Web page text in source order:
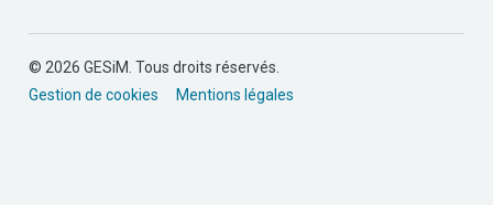
© 2026 GESiM. Tous droits réservés.
Gestion de cookies
Mentions légales